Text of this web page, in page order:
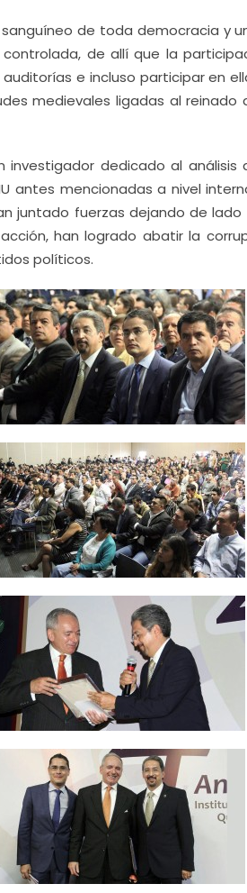
de toda democracia y
de allí que la
e incluso participar en
medievales ligadas al
investigador dedicado al
antes mencionadas a nivel
juntado fuerzas dejando de lado
han logrado abatir la
políticos.